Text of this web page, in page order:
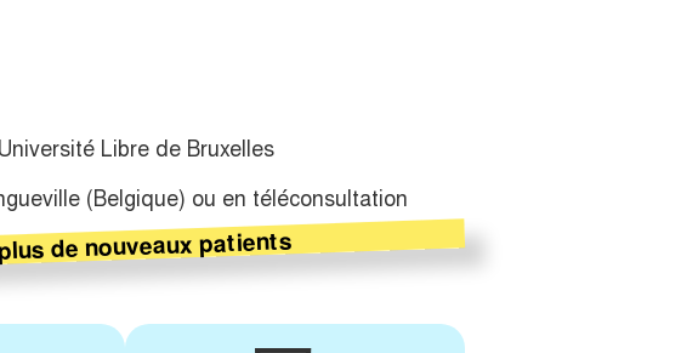
Libre de Bruxelles
(Belgique) ou en téléconsultation
de nouveaux patients